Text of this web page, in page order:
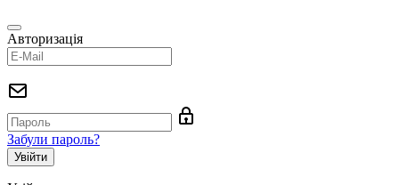
Авторизація
Забули пароль?